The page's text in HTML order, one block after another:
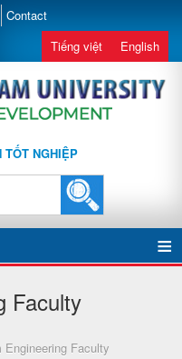
Contact
Tiếng việt English
TỐT NGHIỆP
Faculty
Engineering Faculty